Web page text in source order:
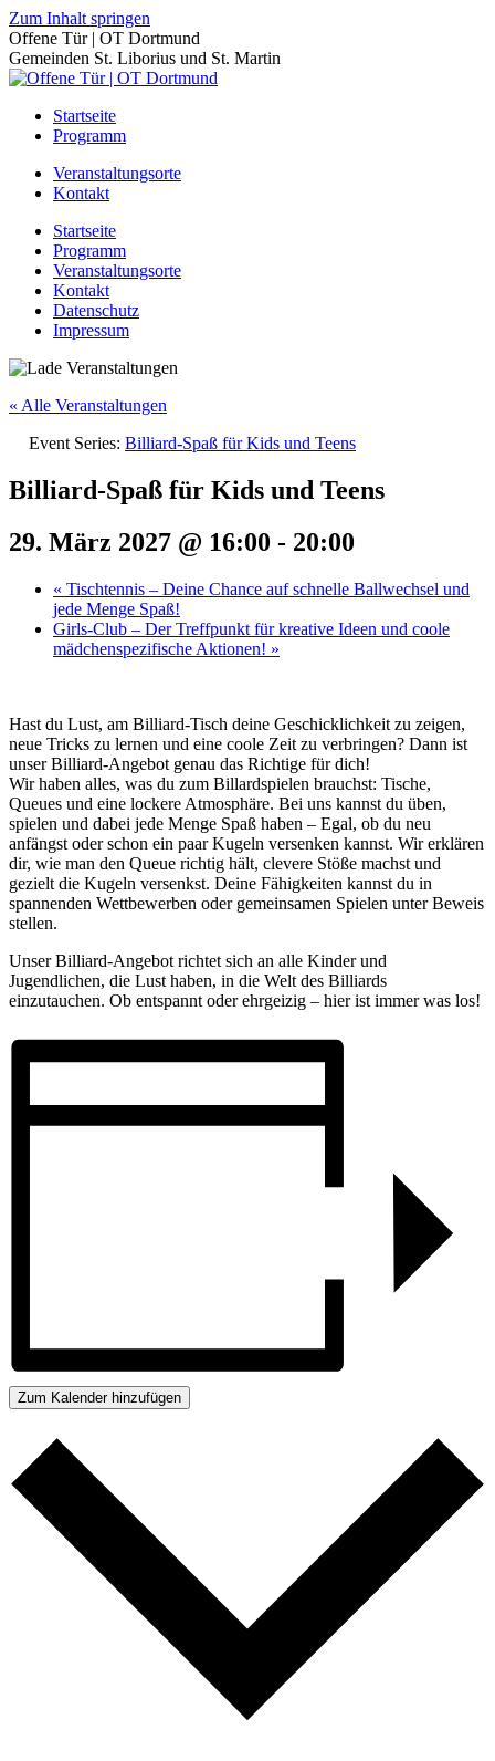
Zum Inhalt springen
Offene Tür | OT Dortmund
Gemeinden St. Liborius und St. Martin
Startseite
Programm
Veranstaltungsorte
Kontakt
Startseite
Programm
Veranstaltungsorte
Kontakt
Datenschutz
Impressum
« Alle Veranstaltungen
Event Series: Billiard-Spaß für Kids und Teens
Billiard-Spaß für Kids und Teens
29. März 2027 @ 16:00 - 20:00
« Tischtennis – Deine Chance auf schnelle Ballwechsel und
jede Menge Spaß!
Girls-Club – Der Treffpunkt für kreative Ideen und coole
mädchenspezifische Aktionen! »
Hast du Lust, am Billiard-Tisch deine Geschicklichkeit zu zeigen,
neue Tricks zu lernen und eine coole Zeit zu verbringen? Dann ist
unser Billiard-Angebot genau das Richtige für dich!
Wir haben alles, was du zum Billardspielen brauchst: Tische,
Queues und eine lockere Atmosphäre. Bei uns kannst du üben,
spielen und dabei jede Menge Spaß haben – Egal, ob du neu
anfängst oder schon ein paar Kugeln versenken kannst. Wir erklären
dir, wie man den Queue richtig hält, clevere Stöße machst und
gezielt die Kugeln versenkst. Deine Fähigkeiten kannst du in
spannenden Wettbewerben oder gemeinsamen Spielen unter Beweis
stellen.
Unser Billiard-Angebot richtet sich an alle Kinder und
Jugendlichen, die Lust haben, in die Welt des Billiards
einzutauchen. Ob entspannt oder ehrgeizig – hier ist immer was los!
Zum Kalender hinzufügen